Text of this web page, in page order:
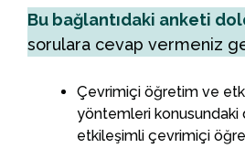
Bu bağlantıdaki anketi
sorulara cevap vermeniz
Çevrimiçi öğretim ve
yöntemleri
etkileşimli çevrimiçi